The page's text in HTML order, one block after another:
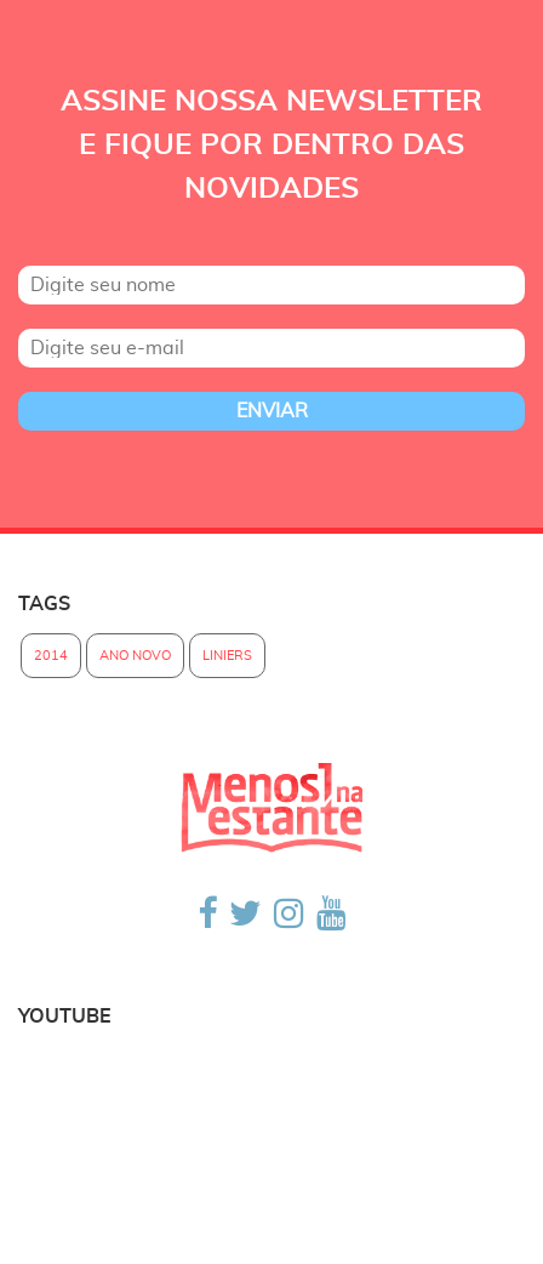
ASSINE NOSSA NEWSLETTER
E FIQUE POR DENTRO DAS
NOVIDADES
TAGS
2014 ANO NOVO LINIERS
YOUTUBE